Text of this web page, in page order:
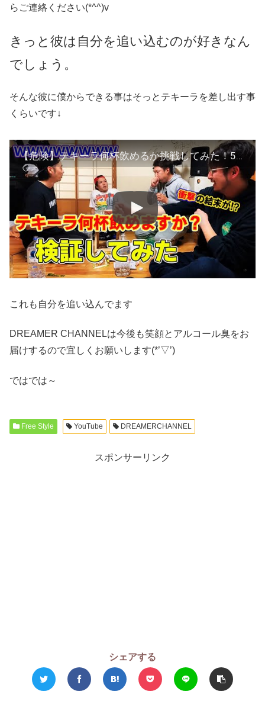
らご連絡ください(*^^)v
きっと彼は自分を追い込むのが好きなん
でしょう。
そんな彼に僕からできる事はそっとテキーラを差し出す事
くらいです↓
【危険】テキーラ何杯飲めるか挑戦してみた！5分毎に45ml追加！衝撃の結末をご覧あれ
これも自分を追い込んでます
DREAMER CHANNELは今後も笑顔とアルコール臭をお
届けするので宜しくお願いします(*’▽’)
ではでは～
Free Style YouTube DREAMERCHANNEL
スポンサーリンク
シェアする